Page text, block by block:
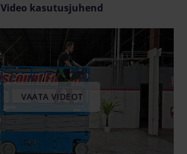
Video kasutusjuhend
VAATA VIDEOT